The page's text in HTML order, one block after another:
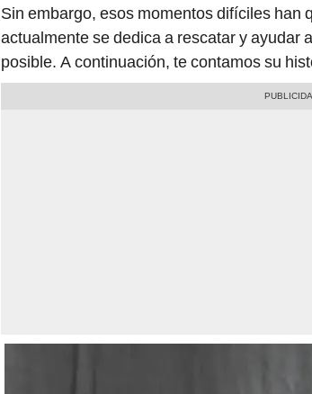
Sin embargo, esos momentos difíciles han
actualmente se dedica a rescatar y ayudar
posible. A continuación, te contamos su